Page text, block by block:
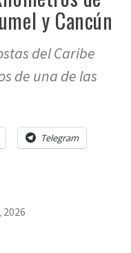
y Cancún
del Caribe
de una de las
Telegram